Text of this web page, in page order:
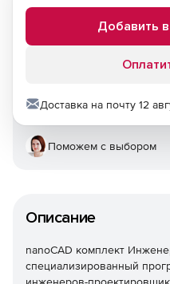
Описание
nanoCAD комплект
специализированный
инженеров-
Добавить
Доставка на почту 12
Поможем с выбором